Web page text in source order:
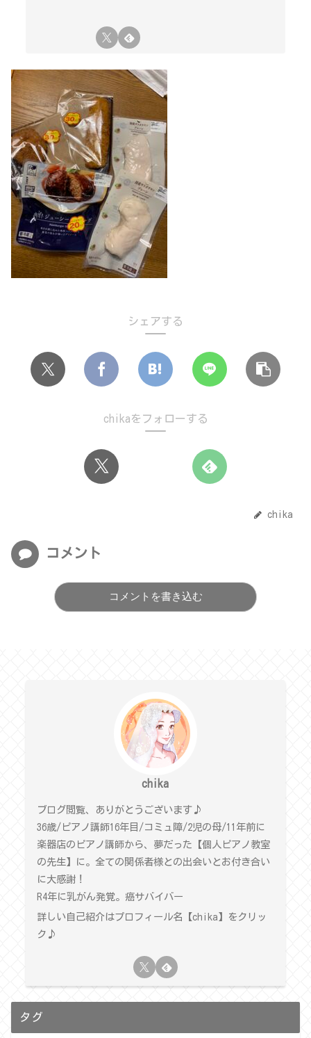
シェアする
chikaをフォローする
chika
コメント
コメントを書き込む
chika
ブログ閲覧、ありがとうございます♪
36歳/ピアノ講師16年目/コミュ障/2児の母/11年前に
楽器店のピアノ講師から、夢だった【個人ピアノ教室
の先生】に。全ての関係者様との出会いとお付き合い
に大感謝！
R4年に乳がん発覚。癌サバイバー
詳しい自己紹介はプロフィール名【chika】をクリッ
ク♪
タグ